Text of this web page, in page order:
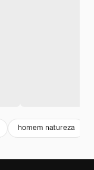
homem natureza